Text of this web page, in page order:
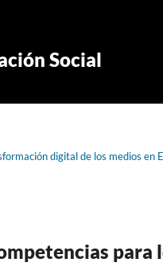
Social
digital de los medios
para